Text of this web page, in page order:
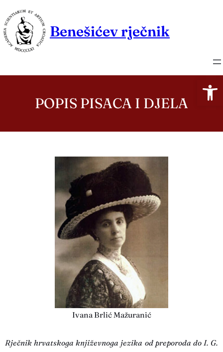
do
sadržaja
Benešićev rječnik
POPIS PISACA I DJELA
Ivana Brlić Mažuranić
Rječnik hrvatskoga književnoga jezika od preporoda do I. G.